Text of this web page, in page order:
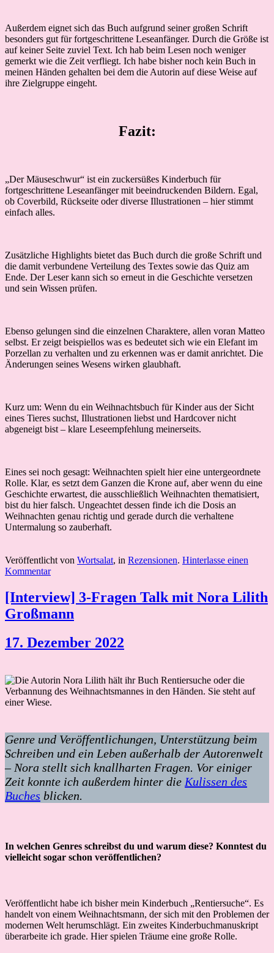
Außerdem eignet sich das Buch aufgrund seiner großen Schrift
besonders gut für fortgeschrittene Leseanfänger. Durch die Größe ist
auf keiner Seite zuviel Text. Ich hab beim Lesen noch weniger
gemerkt wie die Zeit verfliegt. Ich habe bisher noch kein Buch in
meinen Händen gehalten bei dem die Autorin auf diese Weise auf
ihre Zielgruppe eingeht.
Fazit:
„Der Mäuseschwur“ ist ein zuckersüßes Kinderbuch für
fortgeschrittene Leseanfänger mit beeindruckenden Bildern. Egal,
ob Coverbild, Rückseite oder diverse Illustrationen – hier stimmt
einfach alles.
Zusätzliche Highlights bietet das Buch durch die große Schrift und
die damit verbundene Verteilung des Textes sowie das Quiz am
Ende. Der Leser kann sich so erneut in die Geschichte versetzen
und sein Wissen prüfen.
Ebenso gelungen sind die einzelnen Charaktere, allen voran Matteo
selbst. Er zeigt beispiellos was es bedeutet sich wie ein Elefant im
Porzellan zu verhalten und zu erkennen was er damit anrichtet. Die
Änderungen seines Wesens wirken glaubhaft.
Kurz um: Wenn du ein Weihnachtsbuch für Kinder aus der Sicht
eines Tieres suchst, Illustrationen liebst und Hardcover nicht
abgeneigt bist – klare Leseempfehlung meinerseits.
Eines sei noch gesagt: Weihnachten spielt hier eine untergeordnete
Rolle. Klar, es setzt dem Ganzen die Krone auf, aber wenn du eine
Geschichte erwartest, die ausschließlich Weihnachten thematisiert,
bist du hier falsch. Ungeachtet dessen finde ich die Dosis an
Weihnachten genau richtig und gerade durch die verhaltene
Untermalung so zauberhaft.
Veröffentlicht von Wortsalat, in Rezensionen. Hinterlasse einen
Kommentar
[Interview] 3-Fragen Talk mit Nora Lilith
Großmann
17. Dezember 2022
Genre und Veröffentlichungen, Unterstützung beim
Schreiben und ein Leben außerhalb der Autorenwelt
– Nora stellt sich knallharten Fragen. Vor einiger
Zeit konnte ich außerdem hinter die Kulissen des
Buches blicken.
In welchen Genres schreibst du und warum diese? Konntest du
vielleicht sogar schon veröffentlichen?
Veröffentlicht habe ich bisher mein Kinderbuch „Rentiersuche“. Es
handelt von einem Weihnachtsmann, der sich mit den Problemen der
modernen Welt herumschlägt. Ein zweites Kinderbuchmanuskript
überarbeite ich grade. Hier spielen Träume eine große Rolle.